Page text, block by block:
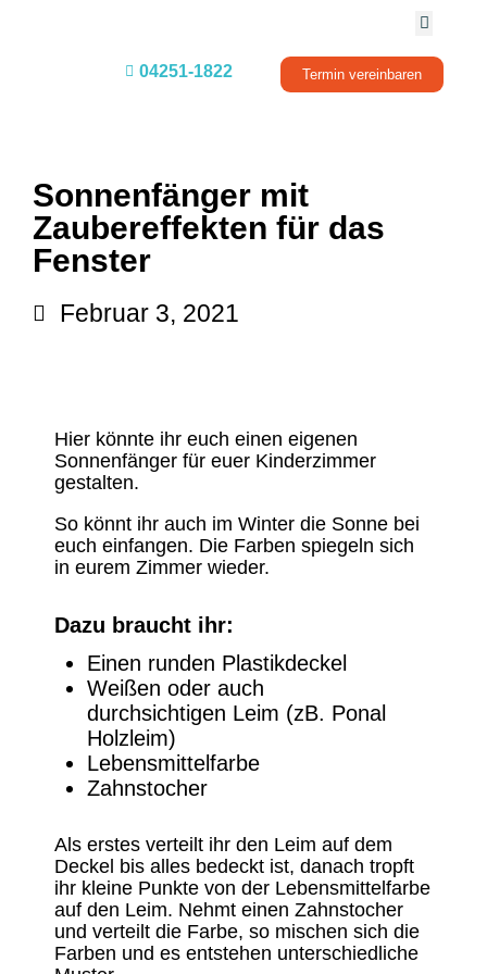
04251-1822 Termin vereinbaren
Sonnenfänger mit
Zaubereffekten für das
Fenster
Februar 3, 2021
Hier könnte ihr euch einen eigenen
Sonnenfänger für euer Kinderzimmer
gestalten.
So könnt ihr auch im Winter die Sonne bei
euch einfangen. Die Farben spiegeln sich
in eurem Zimmer wieder.
Dazu braucht ihr:
Einen runden Plastikdeckel
Weißen oder auch
durchsichtigen Leim (zB. Ponal
Holzleim)
Lebensmittelfarbe
Zahnstocher
Als erstes verteilt ihr den Leim auf dem
Deckel bis alles bedeckt ist, danach tropft
ihr kleine Punkte von der Lebensmittelfarbe
auf den Leim. Nehmt einen Zahnstocher
und verteilt die Farbe, so mischen sich die
Farben und es entstehen unterschiedliche